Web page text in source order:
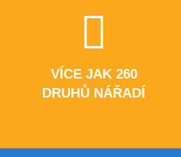
VÍCE JAK 260
DRUHŮ NÁŘADÍ